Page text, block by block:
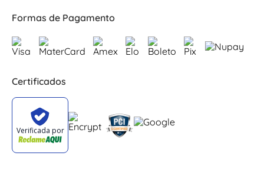
Formas de Pagamento
Certificados